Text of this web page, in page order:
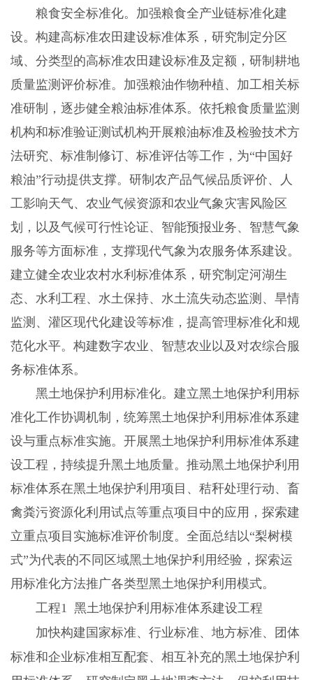
粮食安全标准化。加强粮食全产业链标准化建
设。构建高标准农田建设标准体系，研究制定分区
域、分类型的高标准农田建设标准及定额，研制耕地
质量监测评价标准。加强粮油作物种植、加工相关标
准研制，逐步健全粮油标准体系。依托粮食质量监测
机构和标准验证测试机构开展粮油标准及检验技术方
法研究、标准制修订、标准评估等工作，为“中国好
粮油”行动提供支撑。研制农产品气候品质评价、人
工影响天气、农业气候资源和农业气象灾害风险区
划，以及气候可行性论证、智能预报业务、智慧气象
服务等方面标准，支撑现代气象为农服务体系建设。
建立健全农业农村水利标准体系，研究制定河湖生
态、水利工程、水土保持、水土流失动态监测、旱情
监测、灌区现代化建设等标准，提高管理标准化和规
范化水平。构建数字农业、智慧农业以及对农综合服
务标准体系。
黑土地保护利用标准化。建立黑土地保护利用标
准化工作协调机制，统筹黑土地保护利用标准体系建
设与重点标准实施。开展黑土地保护利用标准体系建
设工程，持续提升黑土地质量。推动黑土地保护利用
标准体系在黑土地保护利用项目、秸秆处理行动、畜
禽粪污资源化利用试点等重点项目中的应用，探索建
立重点项目实施标准评价制度。全面总结以“梨树模
式”为代表的不同区域黑土地保护利用经验，探索运
用标准化方法推广各类型黑土地保护利用模式。
工程1 黑土地保护利用标准体系建设工程
加快构建国家标准、行业标准、地方标准、团体
标准和企业标准相互配套、相互补充的黑土地保护利